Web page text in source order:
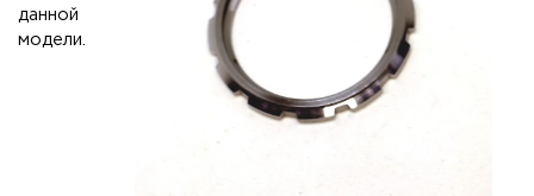
данной
модели.